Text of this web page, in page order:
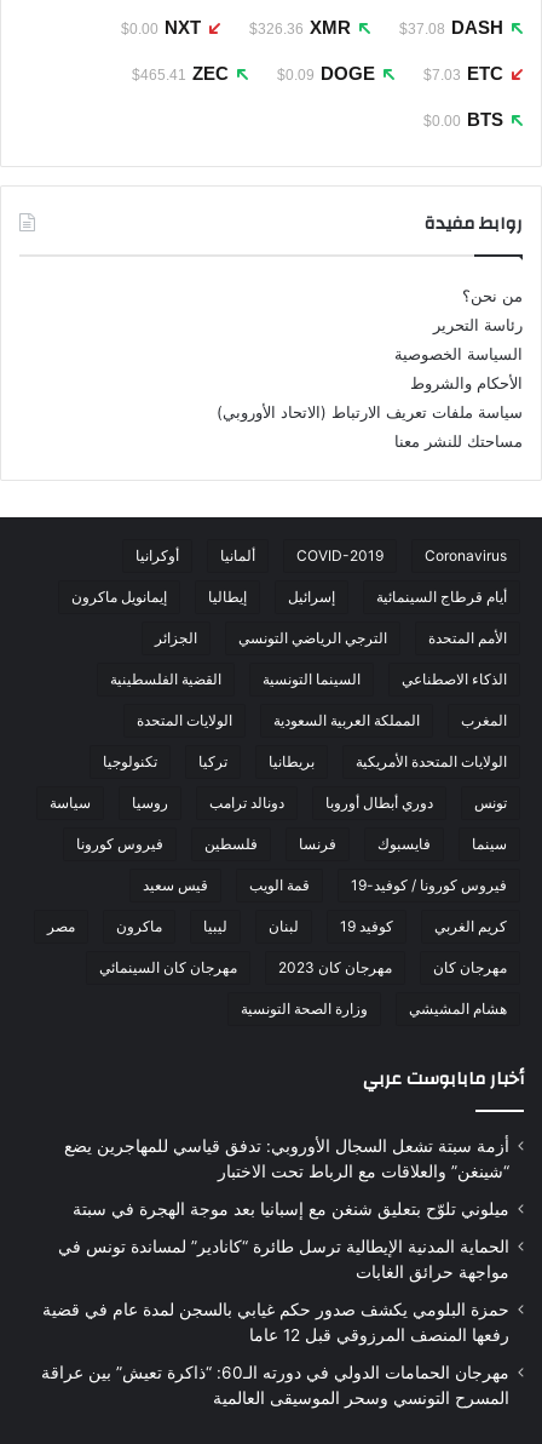
DASH
$37.08
XMR
$326.36
NXT
$0.00
ETC
$7.03
DOGE
$0.09
ZEC
$465.41
BTS
$0.00
روابط مفيدة
من نحن؟
رئاسة التحرير
السياسة الخصوصية
الأحكام والشروط
سياسة ملفات تعريف الارتباط (الاتحاد الأوروبي)
مساحتك للنشر معنا
Coronavirus
COVID-2019 ألمانيا أوكرانيا
أيام قرطاج السينمائية إسرائيل إيطاليا إيمانويل ماكرون
الأمم المتحدة الترجي الرياضي التونسي الجزائر
الذكاء الاصطناعي السينما التونسية القضية الفلسطينية
المغرب المملكة العربية السعودية الولايات المتحدة
الولايات المتحدة الأمريكية بريطانيا تركيا تكنولوجيا
تونس دوري أبطال أوروبا دونالد ترامب روسيا سياسة
سينما فايسبوك فرنسا فلسطين فيروس كورونا
فيروس كورونا / كوفيد-19 قمة الويب قيس سعيد
كريم الغربي كوفيد 19 لبنان ليبيا ماكرون مصر
مهرجان كان مهرجان كان 2023 مهرجان كان السينمائي
هشام المشيشي وزارة الصحة التونسية
أخبار مابابوست عربي
أزمة سبتة تشعل السجال الأوروبي: تدفق قياسي للمهاجرين يضع
“شينغن” والعلاقات مع الرباط تحت الاختبار
ميلوني تلوّح بتعليق شنغن مع إسبانيا بعد موجة الهجرة في سبتة
الحماية المدنية الإيطالية ترسل طائرة “كانادير” لمساندة تونس في
مواجهة حرائق الغابات
حمزة البلومي يكشف صدور حكم غيابي بالسجن لمدة عام في قضية
رفعها المنصف المرزوقي قبل 12 عاما
مهرجان الحمامات الدولي في دورته الـ60: “ذاكرة تعيش” بين عراقة
المسرح التونسي وسحر الموسيقى العالمية